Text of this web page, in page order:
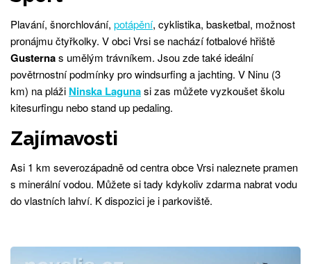
Plavání, šnorchlování, potápění, cyklistika, basketbal, možnost
pronájmu čtyřkolky. V obci Vrsi se nachází fotbalové hřiště
Gusternas umělým trávníkem. Jsou zde také ideální
povětrnostní podmínky pro windsurfing a jachting. V Ninu (3
km) na pláži Ninska Lagunasi zas můžete vyzkoušet školu
kitesurfingu nebo stand up pedaling.
Zajímavosti
Asi 1 km severozápadně od centra obce Vrsi naleznete pramen
s minerální vodou. Můžete si tady kdykoliv zdarma nabrat vodu
do vlastních lahví. K dispozici je i parkoviště.